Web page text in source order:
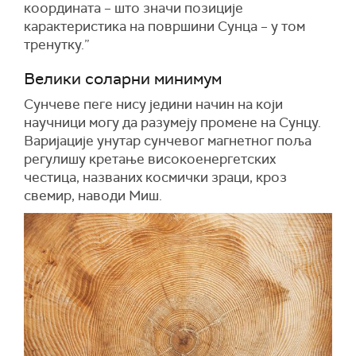
координата – што значи позиције
карактеристика на површини Сунца – у том
тренутку.”
Велики соларни минимум
Сунчеве пеге нису једини начин на који
научници могу да разумеју промене на Сунцу.
Варијације унутар сунчевог магнетног поља
регулишу кретање високоенергетских
честица, названих космички зраци, кроз
свемир, наводи Миш.